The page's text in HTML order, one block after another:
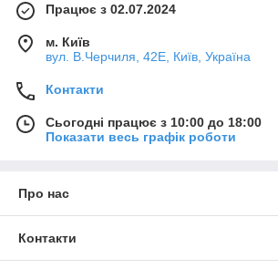
Працює з 02.07.2024
м. Київ
вул. В.Черчиля, 42Е, Київ, Україна
Контакти
Сьогодні працює з 10:00 до 18:00
Показати весь графік роботи
Про нас
Контакти